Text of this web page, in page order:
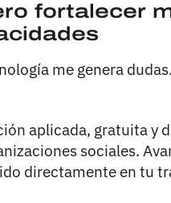
fortalecer
me genera
aplicada, gratuita y
sociales.
directamente en tu